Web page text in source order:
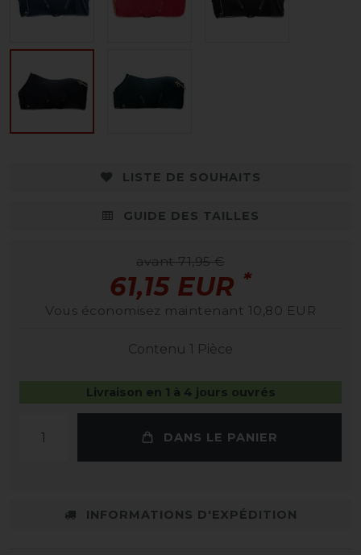
LISTE DE SOUHAITS
GUIDE DES TAILLES
avant 71,95 €
61,15 EUR *
Vous économisez maintenant 10,80 EUR
Contenu 1 Pièce
Livraison en 1 à 4 jours ouvrés
DANS LE PANIER
INFORMATIONS D'EXPÉDITION